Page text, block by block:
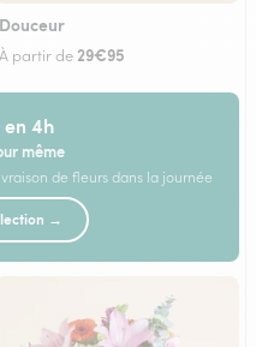
Douceur
À partir de29€95
4h
même
de fleurs dans la journée
→